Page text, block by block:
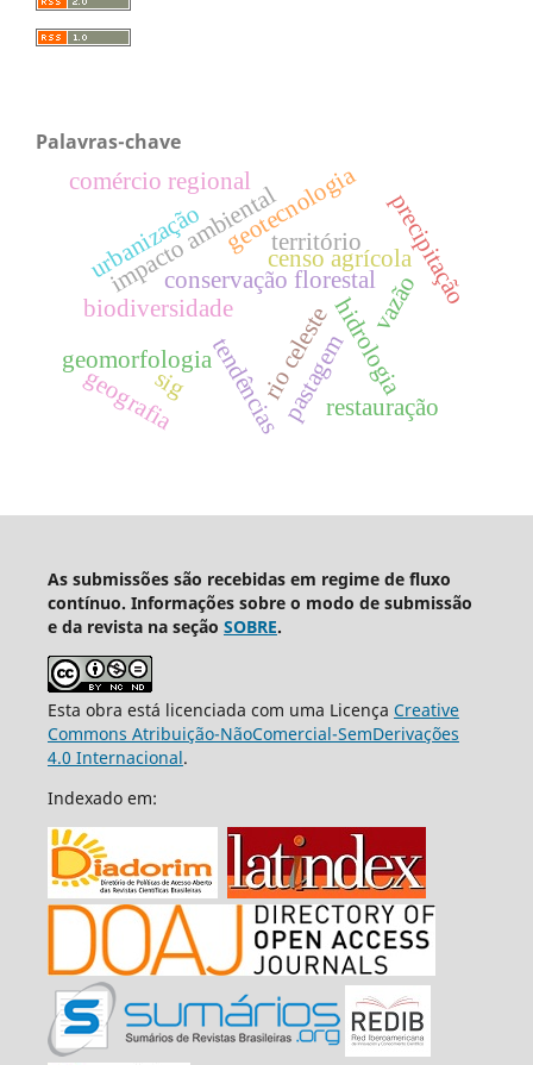
Palavras-chave
conservação florestal
impacto ambientalcenso agrícola
biodiversidade
rio celeste
tendências
precipitação
vazão
geomorfologia hidrologia
território
comércio regional
restauração
pastagem
urbanização
geografia
geotecnologia
sig
As submissões são recebidas em regime de fluxo
contínuo. Informações sobre o modo de submissão
e da revista na seção SOBRE.
Esta obra está licenciada com uma Licença Creative
Commons Atribuição-NãoComercial-SemDerivações
4.0 Internacional.
Indexado em: